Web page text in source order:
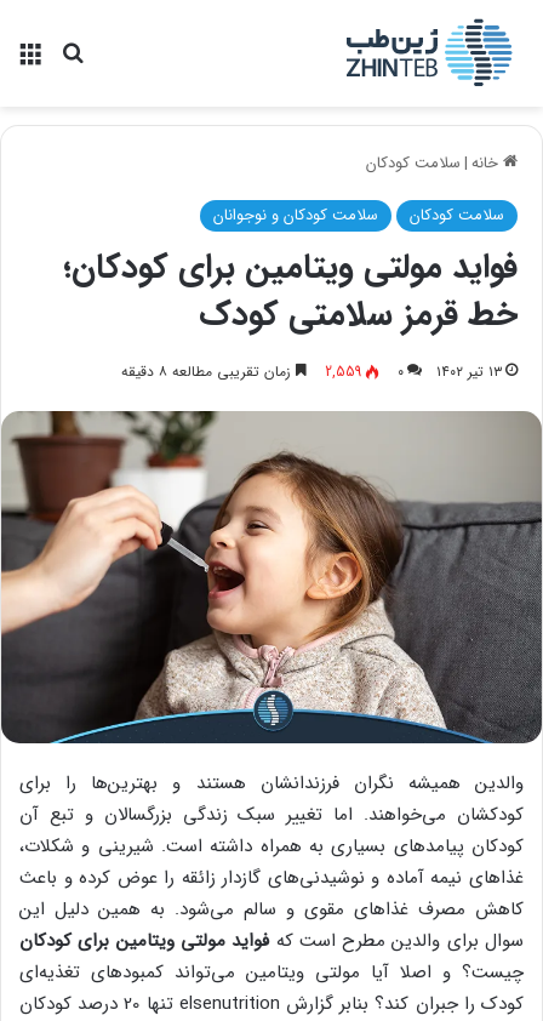
خانه|سلامت کودکان
سلامت کودکان سلامت کودکان و نوجوانان
فواید مولتی ویتامین برای کودکان؛
خط قرمز سلامتی کودک
۱۳ تیر ۱۴۰۲ ۰ 2,559 زمان تقریبی مطالعه ۸ دقیقه
والدین همیشه نگران فرزندانشان هستند و بهترین‌ها را برای
کودکشان می‌خواهند. اما تغییر سبک زندگی بزرگسالان و تبع آن
کودکان پیامدهای بسیاری به همراه داشته است. شیرینی و شکلات،
غذاهای نیمه آماده و نوشیدنی‌های گازدار زائقه را عوض کرده و باعث
کاهش مصرف غذاهای مقوی و سالم می‌شود. به همین دلیل این
سوال برای والدین مطرح است کهفواید مولتی ویتامین برای کودکان
چیست؟ و اصلا آیا مولتی ویتامین می‌تواند کمبودهای تغذیه‌ای
کودک را جبران کند؟ بنابر گزارش elsenutrition تنها 20 درصد کودکان